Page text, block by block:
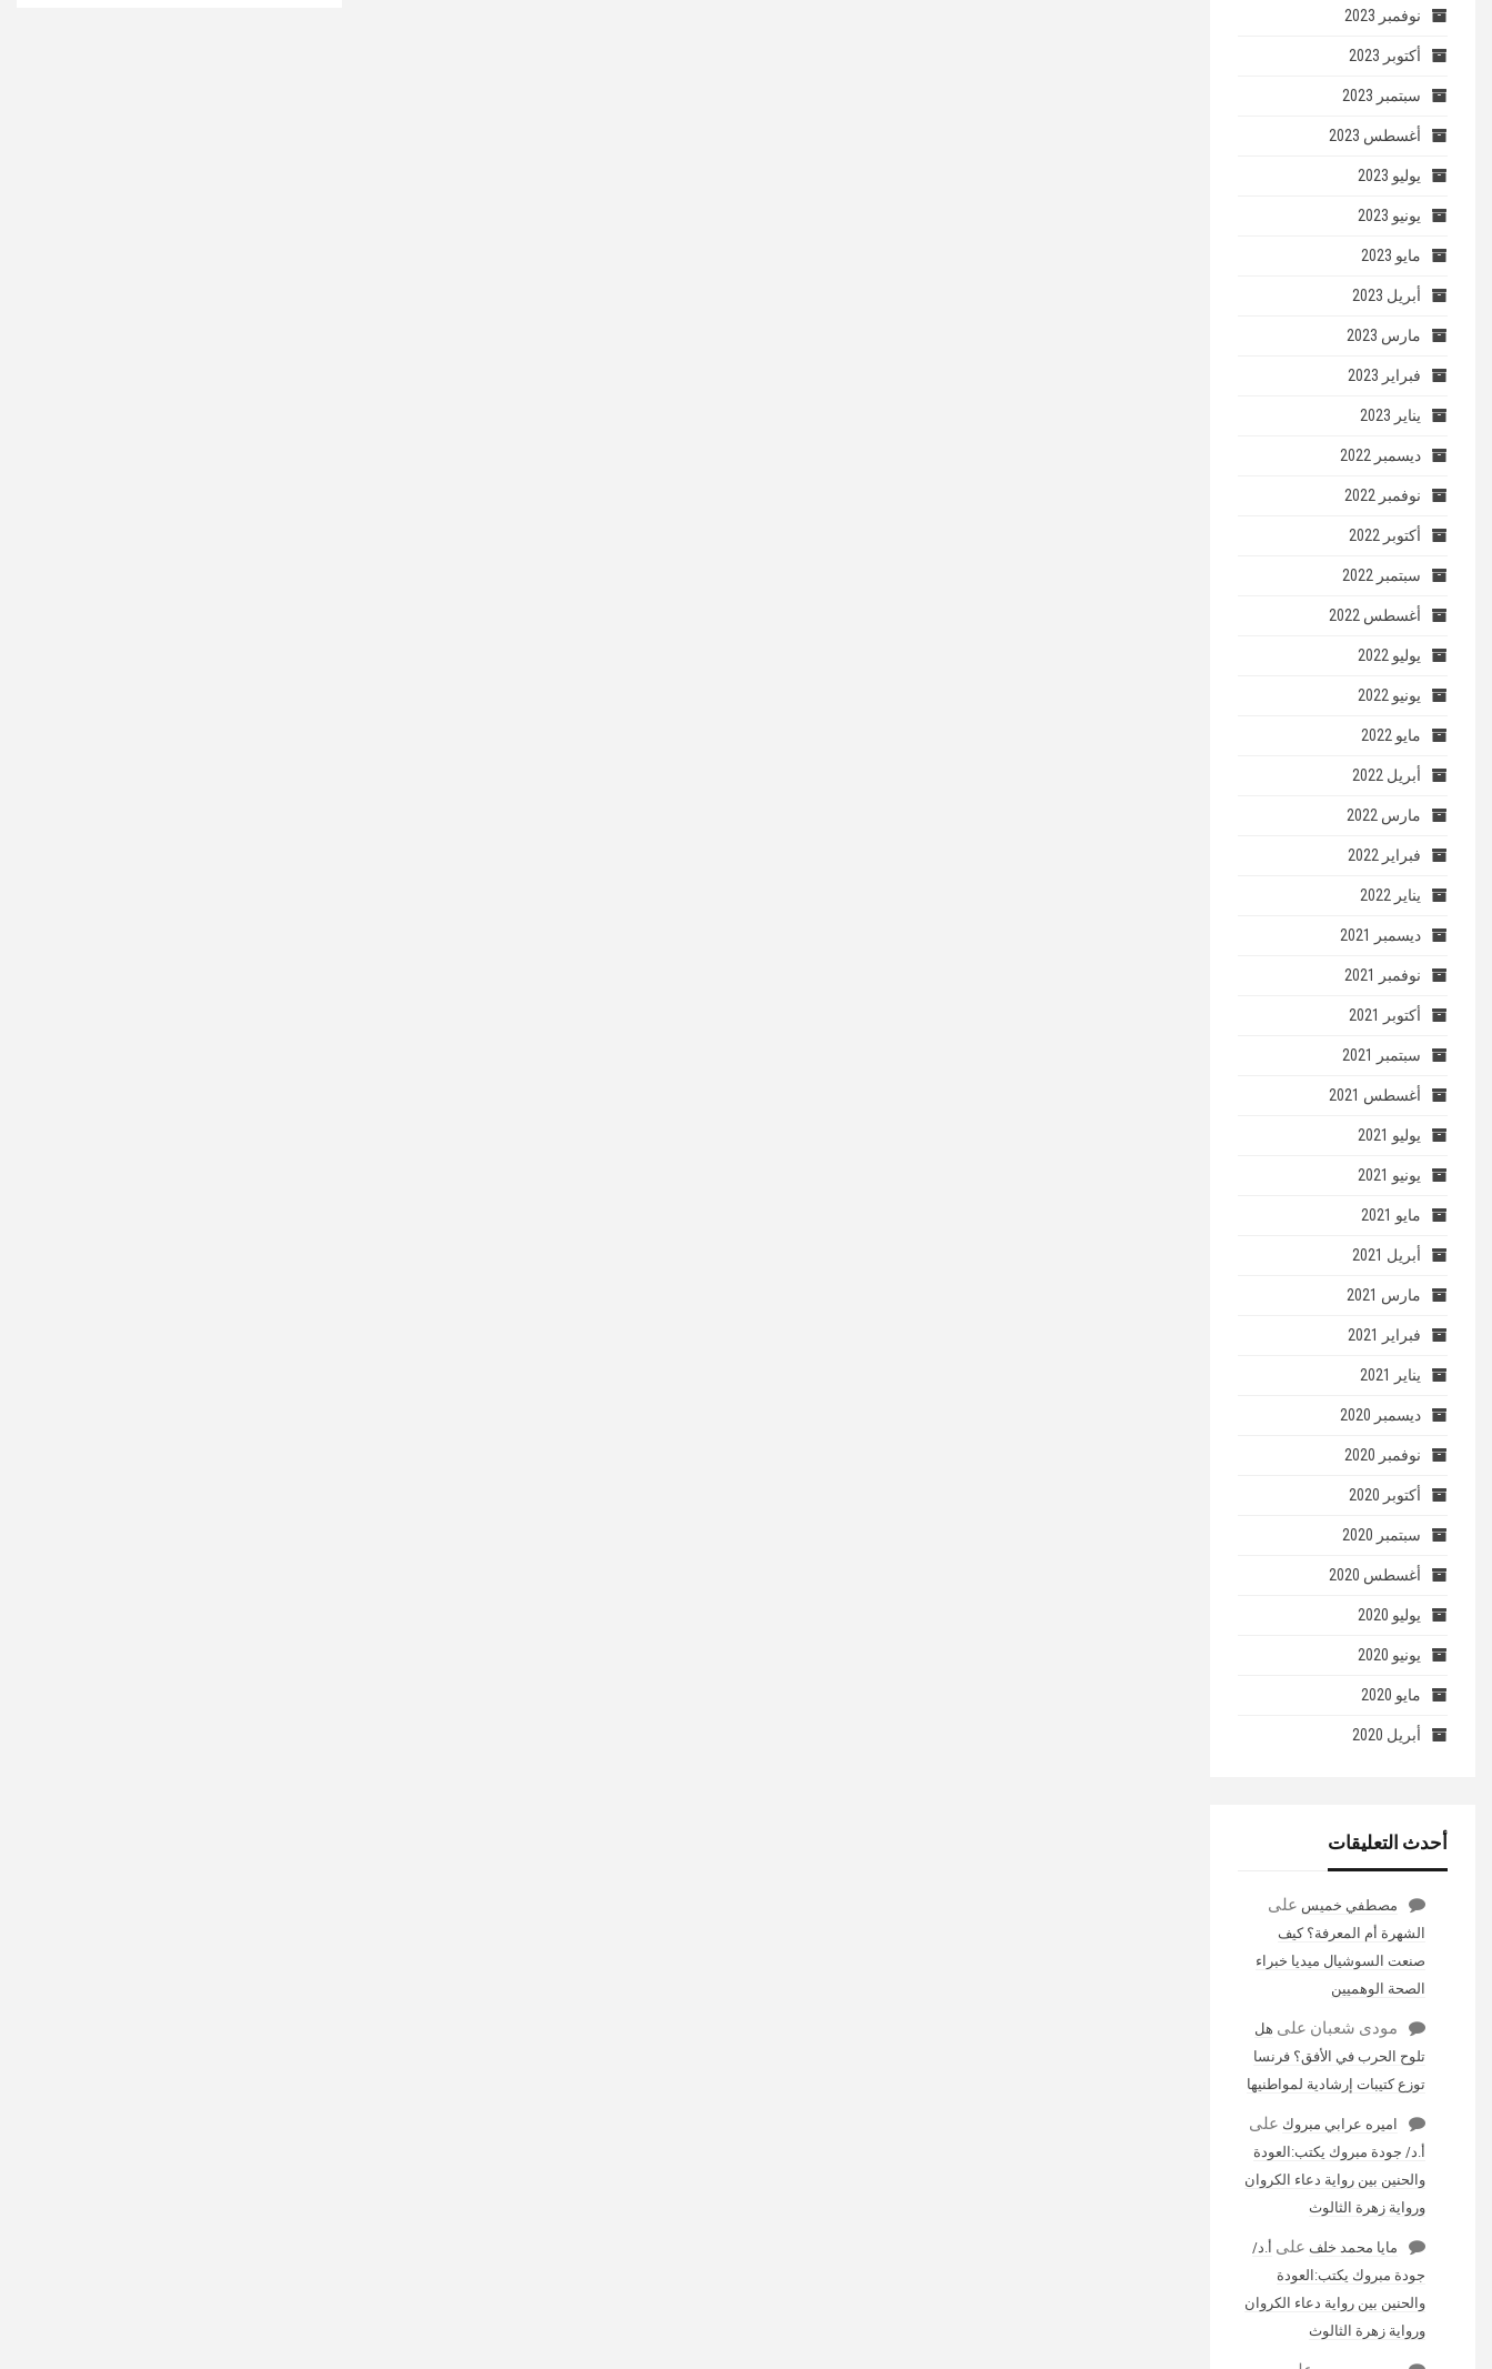
نوفمبر 2023
أكتوبر 2023
سبتمبر 2023
أغسطس 2023
يوليو 2023
يونيو 2023
مايو 2023
أبريل 2023
مارس 2023
فبراير 2023
يناير 2023
ديسمبر 2022
نوفمبر 2022
أكتوبر 2022
سبتمبر 2022
أغسطس 2022
يوليو 2022
يونيو 2022
مايو 2022
أبريل 2022
مارس 2022
فبراير 2022
يناير 2022
ديسمبر 2021
نوفمبر 2021
أكتوبر 2021
سبتمبر 2021
أغسطس 2021
يوليو 2021
يونيو 2021
مايو 2021
أبريل 2021
مارس 2021
فبراير 2021
يناير 2021
ديسمبر 2020
نوفمبر 2020
أكتوبر 2020
سبتمبر 2020
أغسطس 2020
يوليو 2020
يونيو 2020
مايو 2020
أبريل 2020
أحدث التعليقات
مصطفي خميس على
الشهرة أم المعرفة؟ كيف
صنعت السوشيال ميديا خبراء
الصحة الوهميين
مودى شعبان على هل
تلوح الحرب في الأفق؟ فرنسا
توزع كتيبات إرشادية لمواطنيها
اميره عرابي مبروك على
أ.د/ جودة مبروك يكتب:العودة
والحنين بين رواية دعاء الكروان
ورواية زهرة الثالوث
مايا محمد خلف على أ.د/
جودة مبروك يكتب:العودة
والحنين بين رواية دعاء الكروان
ورواية زهرة الثالوث